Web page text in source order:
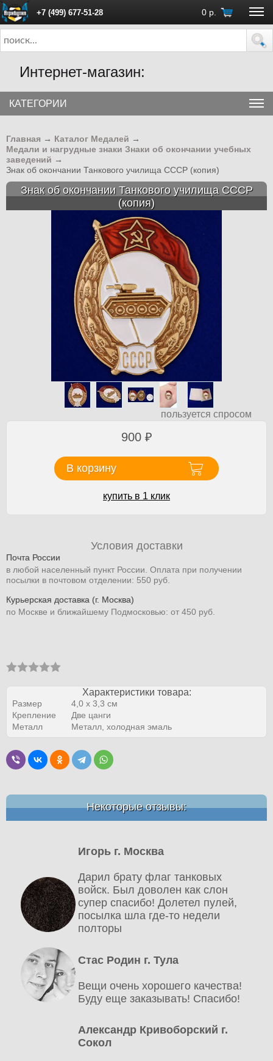
+7 (499) 677-51-28 0 р.
ПН - ПТ с 10:00 до 18:00 (Москва)
Интернет-магазин:
КАТЕГОРИИ
Главная → Каталог Медалей →
Медали и нагрудные знаки Знаки об окончании учебных
заведений →
Знак об окончании Танкового училища СССР (копия)
Знак об окончании Танкового училища СССР
(копия)
пользуется спросом
900 ₽
В корзину
купить в 1 клик
Условия доставки
Почта России
в любой населенный пункт России. Оплата при получении
посылки в почтовом отделении: 550 руб.
Курьерская доставка (г. Москва)
по Москве и ближайшему Подмосковью: от 450 руб.
Характеристики товара:
Размер
4,0 x 3,3 см
Крепление
Две цанги
Металл
Металл, холодная эмаль
Некоторые отзывы:
Игорь г. Москва
Дарил брату флаг танковых
войск. Был доволен как слон
супер спасибо! Долетел пулей,
посылка шла где-то недели
полторы
Стас Родин г. Тула
Вещи очень хорошего качества!
Буду еще заказывать! Спасибо!
Александр Кривоборский г.
Сокол